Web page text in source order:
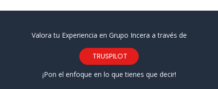
Valora tu Experiencia en Grupo Incera a través de
TRUSPILOT
¡Pon el enfoque en lo que tienes que decir!